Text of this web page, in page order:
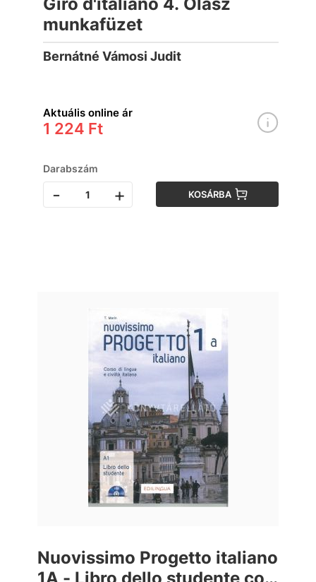
munkafüzet
Bernátné Vámosi Judit
Aktuális online ár
1 224 Ft
Darabszám
- + KOSÁRBA
Nuovissimo Progetto italiano